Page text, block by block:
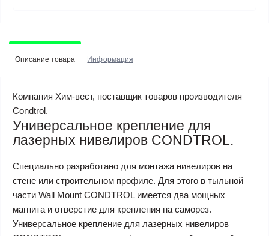
Описание товара Информация
Компания Хим-вест, поставщик товаров производителя
Condtrol.
Универсальное крепление для
лазерных нивелиров CONDTROL.
Специально разработано для монтажа нивелиров на
стене или строительном профиле. Для этого в тыльной
части Wall Mount CONDTROL имеется два мощных
магнита и отверстие для крепления на саморез.
Универсальное крепление для лазерных нивелиров